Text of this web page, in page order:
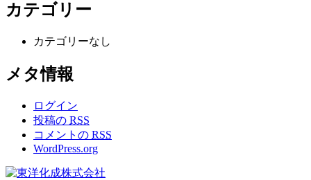
カテゴリー
カテゴリーなし
メタ情報
ログイン
投稿の RSS
コメントの RSS
WordPress.org